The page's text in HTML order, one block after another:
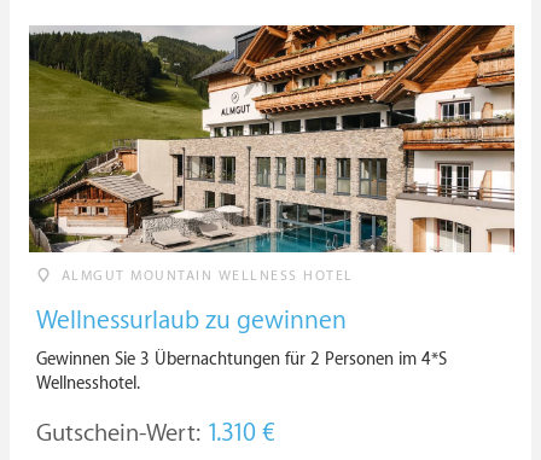
ALMGUT MOUNTAIN WELLNESS HOTEL
Wellnessurlaub zu gewinnen
Gewinnen Sie 3 Übernachtungen für 2 Personen im 4*S
Wellnesshotel.
Gutschein-Wert: 1.310 €